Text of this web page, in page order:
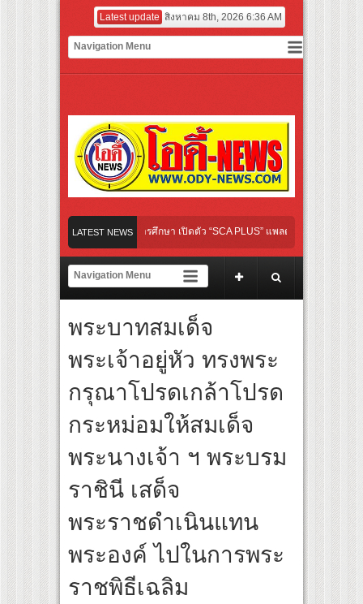
Latest update สิงหาคม 8th, 2026 6:36 AM
LATEST NEWS
กมใหม่ในวงการการศึกษา เปิดตัว “SCA PLUS” แพลตฟอร์มการเรียนรู้ “Creative
อดการลงทุนในธุรกิจการศึกษากว่า 100 ล้านบาท
นทางจาการ์ตา-กรุงเทพฯ เสริม Air Connectivity ดึงนักท่องเที่ยวคุณภาพจากอินโดนี
ทย เตรียมเดบิวต์ลงซีรีย์แนวตั้ง พร้อมเขย่าวงการบันเทิงยุคดิจิทัล
หม่ “Your Candy” พร้อมเสิร์ฟ MV สดใส ได้ “ต้าเหนิง” และ “ณิชา” ร่วมเติมสีสัน
กกระแส ผิวโชกุ ผิวโชว์ได้ ตอบโจทย์คนรุ่นใหม่
กมใหม่ในวงการการศึกษา เปิดตัว “SCA PLUS” แพลตฟอร์มการเรียนรู้ “Creative
อดการลงทุนในธุรกิจการศึกษากว่า 100 ล้านบาท
พระบาทสมเด็จ
พระเจ้าอยู่หัว ทรงพระ
กรุณาโปรดเกล้าโปรด
กระหม่อมให้สมเด็จ
พระนางเจ้า ฯ พระบรม
ราชินี เสด็จ
พระราชดำเนินแทน
พระองค์ ไปในการพระ
ราชพิธีเฉลิม